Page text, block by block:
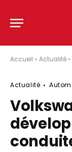
Accueil » Actualité »
Actualité